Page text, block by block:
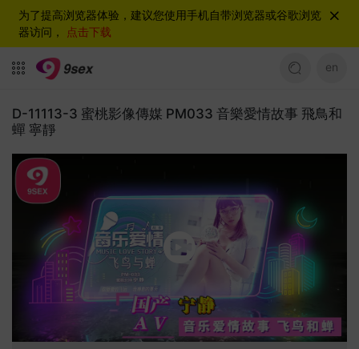
为了提高浏览器体验，建议您使用手机自带浏览器或谷歌浏览
器访问， 点击下载
en
D-11113-3 蜜桃影像傳媒 PM033 音樂愛情故事 飛鳥和
蟬 寧靜